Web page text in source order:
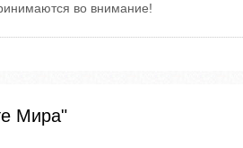
во внимание!
Мира"